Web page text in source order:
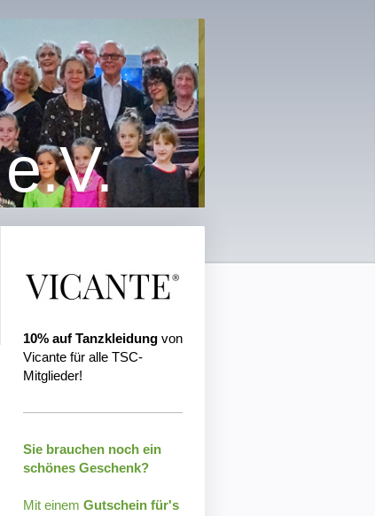
10% auf Tanzkleidungvon
Vicante für alle TSC-
Mitglieder!
Sie brauchen noch ein
schönes Geschenk?
Mit einem Gutschein für's